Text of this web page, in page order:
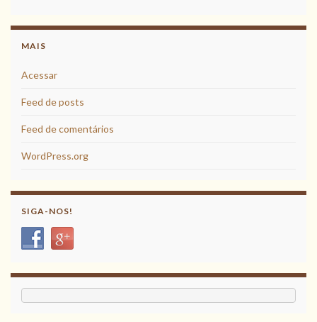
MAIS
Acessar
Feed de posts
Feed de comentários
WordPress.org
SIGA-NOS!